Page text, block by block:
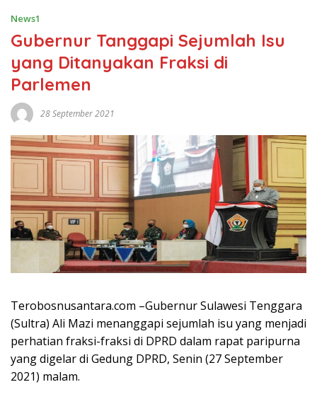
News1
Gubernur Tanggapi Sejumlah Isu
yang Ditanyakan Fraksi di
Parlemen
28 September 2021
Terobosnusantara.com –Gubernur Sulawesi Tenggara
(Sultra) Ali Mazi menanggapi sejumlah isu yang menjadi
perhatian fraksi-fraksi di DPRD dalam rapat paripurna
yang digelar di Gedung DPRD, Senin (27 September
2021) malam.